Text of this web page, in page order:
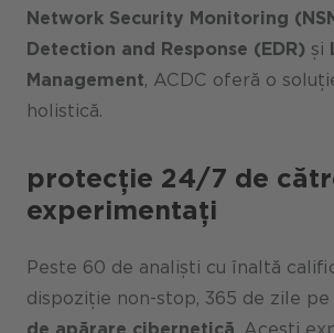
Network Security Monitoring
Detection and Response (EDR) și
Management, ACDC oferă o
holistică.
protecție 24/7 de
experimentați
Peste 60 de analiști cu înaltă
dispoziție non-stop, 365 de zile pe
de apărare cibernetică. Acești